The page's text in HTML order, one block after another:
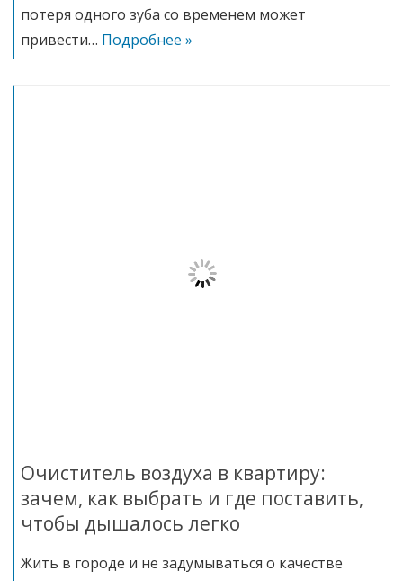
потеря одного зуба со временем может
привести… Подробнее »
Очиститель воздуха в квартиру:
зачем, как выбрать и где поставить,
чтобы дышалось легко
Жить в городе и не задумываться о качестве